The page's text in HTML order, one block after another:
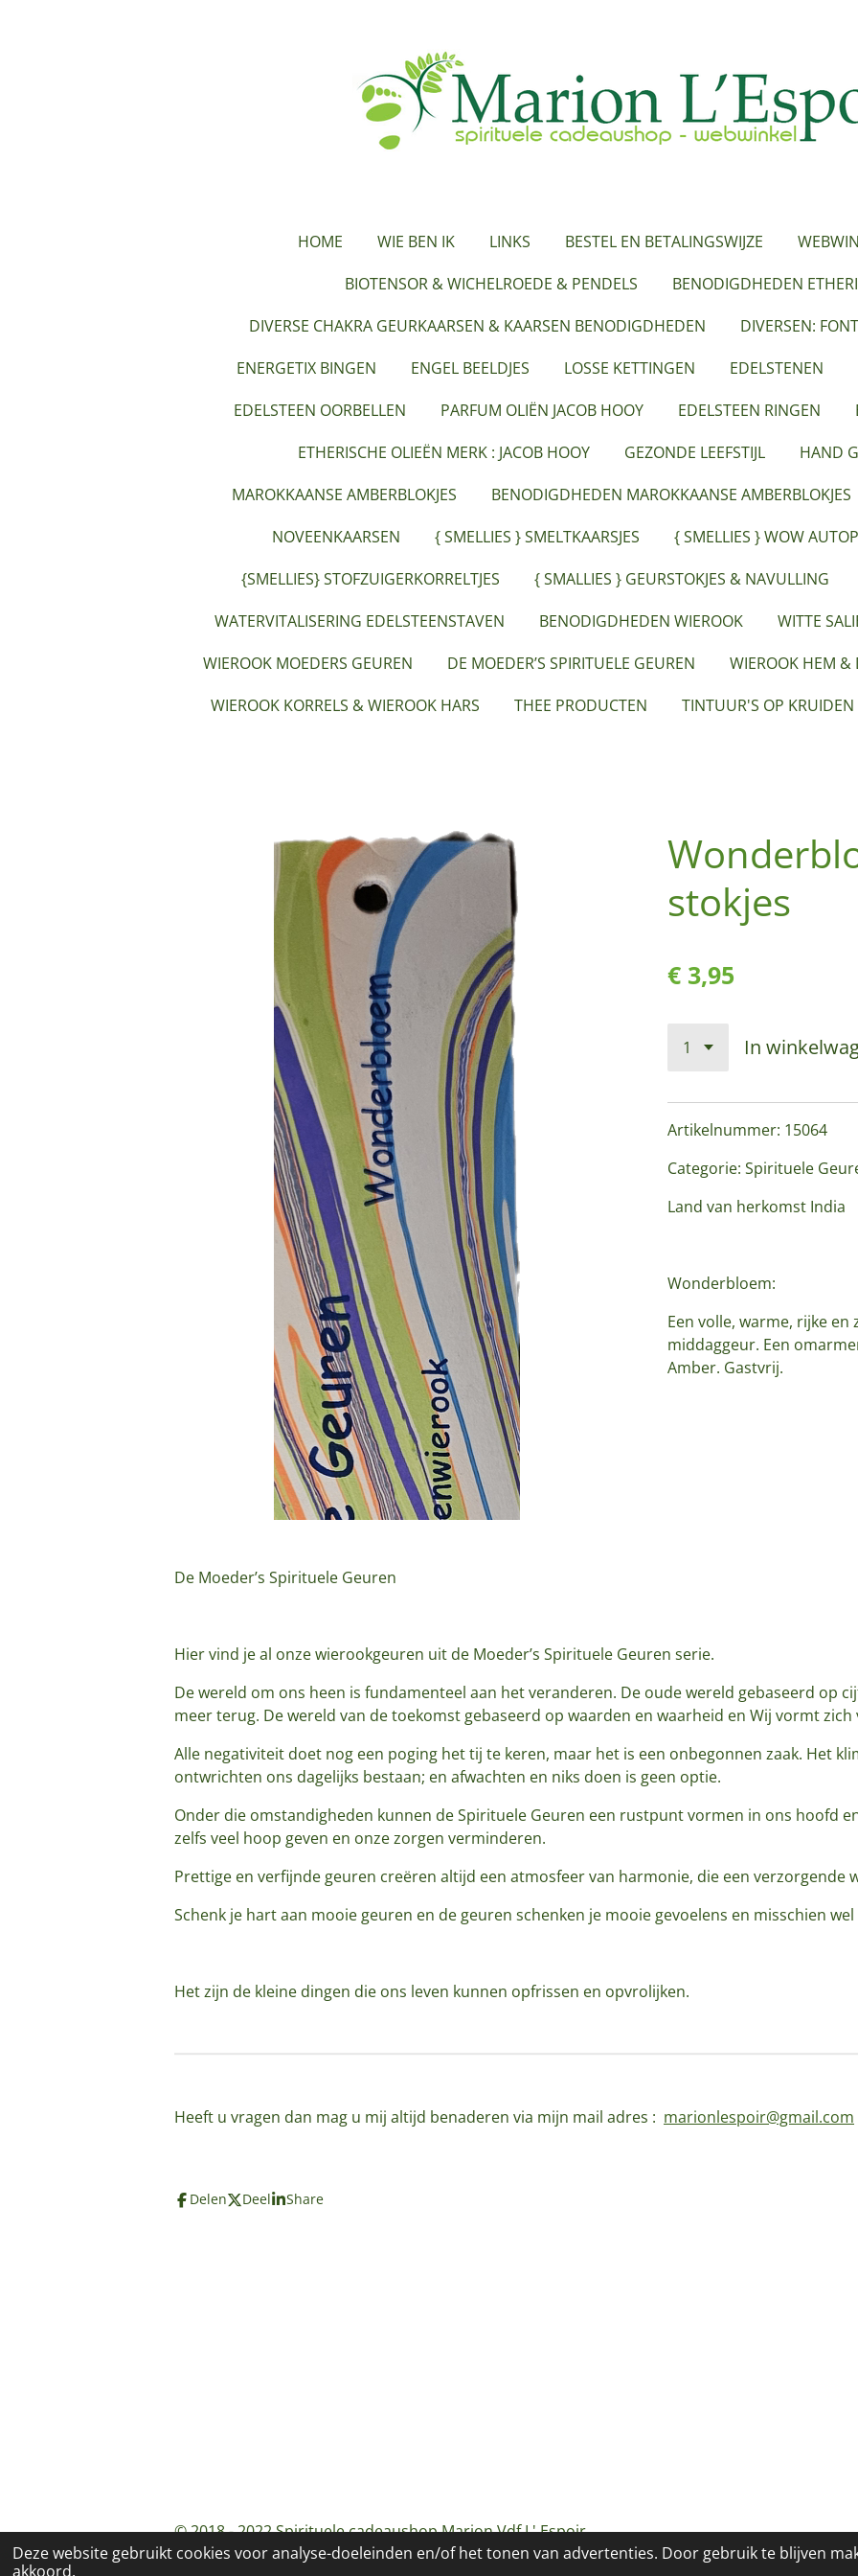
Deze website gebruikt cookies voor analyse-doeleinden en/of het tonen van advertenties. Door gebruik te blijven
akkoord.
HOME WIE BEN IK LINKS BESTEL EN BETALINGSWIJZE
BIOTENSOR & WICHELROEDE & PENDELS
BENODIGDHEDEN
DIVERSE CHAKRA GEURKAARSEN & KAARSEN BENODIGDHEDEN
DIVERSEN:
ENERGETIX BINGEN
ENGEL BEELDJES LOSSE KETTINGEN EDELSTENEN
EDELSTEEN OORBELLEN
PARFUM OLIËN JACOB HOOY EDELSTEEN RINGEN
ETHERISCHE OLIEËN MERK : JACOB HOOY
GEZONDE LEEFSTIJL
HAND
MAROKKAANSE AMBERBLOKJES
BENODIGDHEDEN MAROKKAANSE AMBERBLOKJES
NOVEENKAARSEN
{ SMELLIES } SMELTKAARSJES
{ SMELLIES } WOW
{SMELLIES} STOFZUIGERKORRELTJES
{ SMALLIES } GEURSTOKJES & NAVULLING
WATERVITALISERING EDELSTEENSTAVEN
BENODIGDHEDEN WIEROOK
WITTE
WIEROOK MOEDERS GEUREN
DE MOEDER’S SPIRITUELE GEUREN WIEROOK HEM &
WIEROOK KORRELS & WIEROOK HARS
THEE PRODUCTEN TINTUUR'S OP
stokjes
€ 3,95
In
Artikelnummer: 15064
Categorie: Spirituele
Land van herkomst India
Wonderbloem:
Een volle, warme, rijke
middaggeur. Een
Amber. Gastvrij.
De Moeder’s Spirituele Geuren
Hier vind je al onze wierookgeuren uit de Moeder’s Spirituele Geuren serie.
De wereld om ons heen is fundamenteel aan het veranderen. De oude wereld gebaseerd op
meer terug. De wereld van de toekomst gebaseerd op waarden en waarheid en Wij vormt zich
Alle negativiteit doet nog een poging het tij te keren, maar het is een onbegonnen zaak. Het
ontwrichten ons dagelijks bestaan; en afwachten en niks doen is geen optie.
Onder die omstandigheden kunnen de Spirituele Geuren een rustpunt vormen in ons hoofd
zelfs veel hoop geven en onze zorgen verminderen.
Prettige en verfijnde geuren creëren altijd een atmosfeer van harmonie, die een verzorgende
Schenk je hart aan mooie geuren en de geuren schenken je mooie gevoelens en misschien
Het zijn de kleine dingen die ons leven kunnen opfrissen en opvrolijken.
Heeft u vragen dan mag u mij altijd benaderen via mijn mail adres : marionlespoir@gmail.com
Delen Deel Share
© 2018 - 2022 Spirituele cadeaushop Marion Vdf L' Espoir